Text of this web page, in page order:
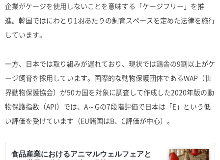
企業がケージを使用しないことを意味する「ケージフリー」を推
進。韓国ではにわとり1羽あたりの飼育スペースを定めた法律を施行
しています。
一方、日本では取り組みが遅れており、現状では鶏舎の9割以上がケ
ージ飼育を採用しています。国際的な動物保護団体であるWAP（世
界動物保護協会）が50カ国を対象に調査して作成した2020年版の動
物保護指数（API）では、A～Gの7段階評価で日本は「E」という低
い評価を受けています（EU諸国はB、C評価が中心）。